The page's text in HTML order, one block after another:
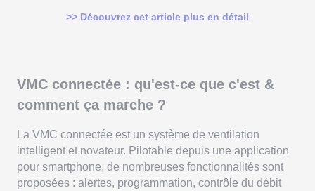
>> Découvrez cet article plus en détail
VMC connectée : qu'est-ce que c'est &
comment ça marche ?
La VMC connectée est un système de ventilation
intelligent et novateur. Pilotable depuis une application
pour smartphone, de nombreuses fonctionnalités sont
proposées : alertes, programmation, contrôle du débit